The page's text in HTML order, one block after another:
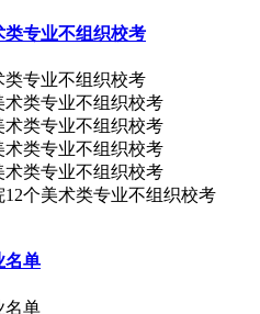
类专业不组织校考
类专业不组织校考
12个美术类专业不组织校考
名单
名单